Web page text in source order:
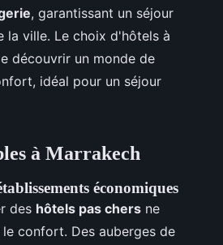
, garantissant un séjour
ville. Le choix d'hôtels à
découvrir un monde de
idéal pour un séjour
à Marrakech
économiques
des hôtels pas chers ne
confort. Des auberges de